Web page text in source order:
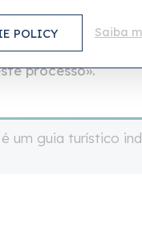
climática. A
prejudiciais, e
processo».
é um guia turístico
POLICY Saiba